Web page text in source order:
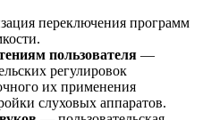
переключения программ
пользователя —
регулировок
их применения
слуховых аппаратов.